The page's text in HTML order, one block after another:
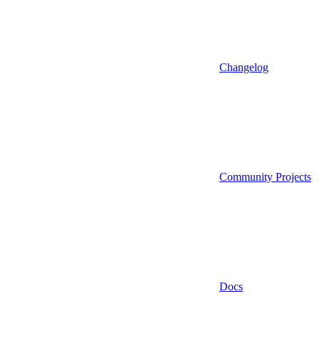
Changelog
Community Projects
Docs